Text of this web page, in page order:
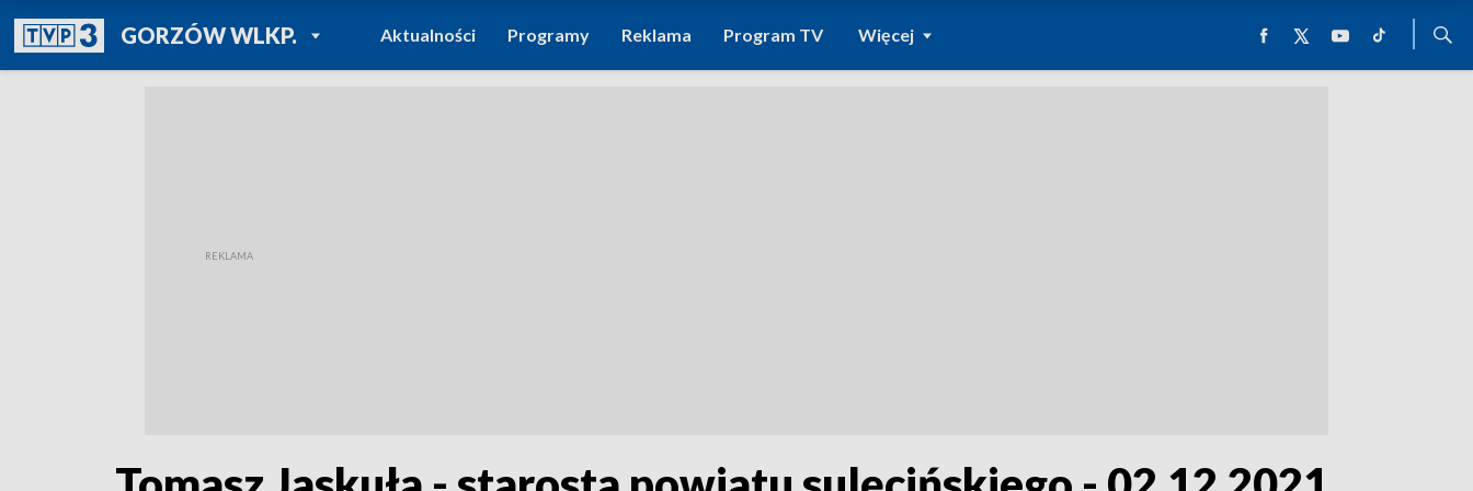
GORZÓW WLKP.POWRÓT DO
TVP REGIONY
Aktualności Programy Reklama Program TV Więcej